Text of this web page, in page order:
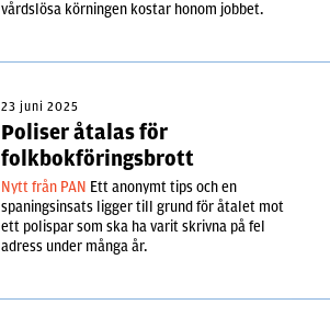
vårdslösa körningen kostar honom jobbet.
23 juni 2025
Poliser åtalas för
folkbokföringsbrott
Nytt från PAN Ett anonymt tips och en
spaningsinsats ligger till grund för åtalet mot
ett polispar som ska ha varit skrivna på fel
adress under många år.